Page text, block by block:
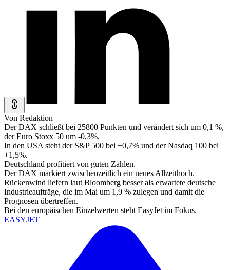
Von Redaktion
Der DAX schließt bei 25800 Punkten und verändert sich um 0,1 %,
der Euro Stoxx 50 um -0,3%.
In den USA steht der S&P 500 bei +0,7% und der Nasdaq 100 bei
+1,5%.
Deutschland profitiert von guten Zahlen.
Der DAX markiert zwischenzeitlich ein neues Allzeithoch.
Rückenwind liefern laut Bloomberg besser als erwartete deutsche
Industrieaufträge, die im Mai um 1,9 % zulegen und damit die
Prognosen übertreffen.
Bei den europäischen Einzelwerten steht EasyJet im Fokus.
EASYJET